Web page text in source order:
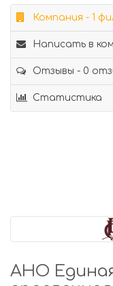
Компания - 1
Написать в
Отзывы - 0
Статистика
АНО